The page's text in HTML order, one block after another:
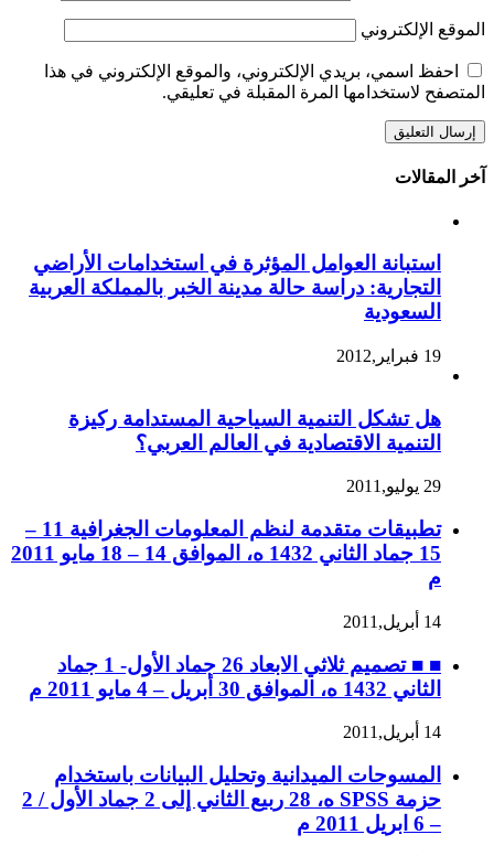
الموقع الإلكتروني
احفظ اسمي، بريدي الإلكتروني، والموقع الإلكتروني في هذا
المتصفح لاستخدامها المرة المقبلة في تعليقي.
آخر المقالات
استبانة العوامل المؤثرة في استخدامات الأراضي
التجارية: دراسة حالة مدينة الخبر بالمملكة العربية
السعودية
19 فبراير,2012
هل تشكل التنمية السياحية المستدامة ركيزة
التنمية الاقتصادية في العالم العربي؟
29 يوليو,2011
تطبيقات متقدمة لنظم المعلومات الجغرافية 11 –
15 جماد الثاني 1432 ه، الموافق 14 – 18 مايو 2011
م
14 أبريل,2011
■ ■ تصميم ثلاثي الابعاد 26 جماد الأول- 1 جماد
الثاني 1432 ه، الموافق 30 أبريل – 4 مايو 2011 م
14 أبريل,2011
المسوحات الميدانية وتحليل البيانات باستخدام
حزمة SPSS ه، 28 ربيع الثاني إلى 2 جماد الأول / 2
– 6 ابريل 2011 م